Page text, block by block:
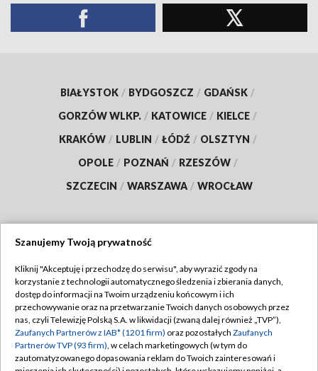
BIAŁYSTOK / BYDGOSZCZ / GDAŃSK /
GORZÓW WLKP. / KATOWICE / KIELCE /
KRAKÓW / LUBLIN / ŁÓDŹ / OLSZTYN /
OPOLE / POZNAŃ / RZESZÓW /
SZCZECIN / WARSZAWA / WROCŁAW
TVP
Abonament TVP
Emisja w TVP
Centrum informacji TVP
Regulamin TVP
Polityka prywatności
Moje zgody
Szanujemy Twoją prywatność
Kliknij "Akceptuję i przechodzę do serwisu", aby wyrazić zgody na
korzystanie z technologii automatycznego śledzenia i zbierania danych,
dostęp do informacji na Twoim urządzeniu końcowym i ich
przechowywanie oraz na przetwarzanie Twoich danych osobowych przez
nas, czyli Telewizję Polską S.A. w likwidacji (zwaną dalej również „TVP”),
Zaufanych Partnerów z IAB* (1201 firm) oraz pozostałych Zaufanych
Partnerów TVP (93 firm), w celach marketingowych (w tym do
zautomatyzowanego dopasowania reklam do Twoich zainteresowań i